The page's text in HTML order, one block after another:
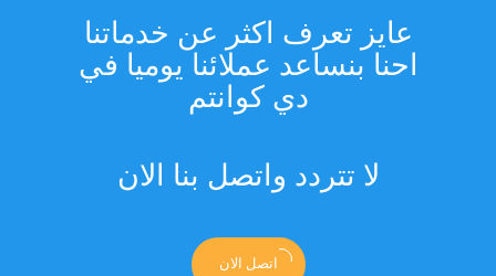
عايز تعرف اكثر عن خدماتنا
احنا بنساعد عملائنا يوميا في
دي كوانتم
لا تتردد واتصل بنا الان
اتصل الان